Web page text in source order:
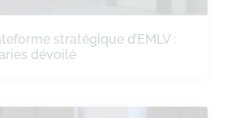
stratégique d’EMLV :
dévoilé